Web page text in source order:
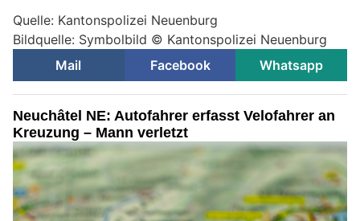
Quelle: Kantonspolizei Neuenburg
Bildquelle: Symbolbild © Kantonspolizei Neuenburg
Mail
Facebook Whatsapp
Neuchâtel NE: Autofahrer erfasst Velofahrer an
Kreuzung – Mann verletzt